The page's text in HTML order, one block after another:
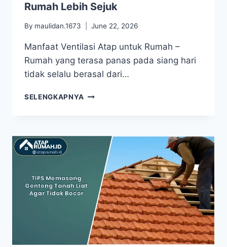
Rumah Lebih Sejuk
By maulidan.1673 June 22, 2026
Manfaat Ventilasi Atap untuk Rumah –
Rumah yang terasa panas pada siang hari
tidak selalu berasal dari…
SELENGKAPNYA